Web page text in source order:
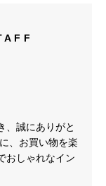
、誠にありがと
、お買い物を楽
おしゃれなイン